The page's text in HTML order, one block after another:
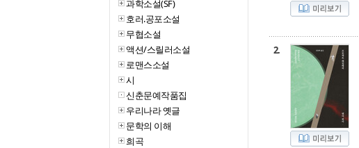
과학소설(SF)
호러.공포소설
무협소설
액션/스릴러소설
로맨스소설
시
신춘문예작품집
우리나라 옛글
문학의 이해
희곡
2.